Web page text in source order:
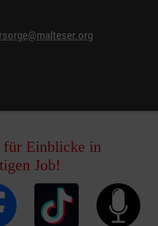
für Einblicke in
Job!